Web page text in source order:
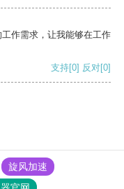
作需求，让我能够在工作
支持[0] 反对[0]
旋风加速